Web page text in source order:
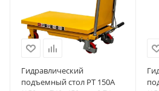
Гидравлический
подъемный стол PT 150A